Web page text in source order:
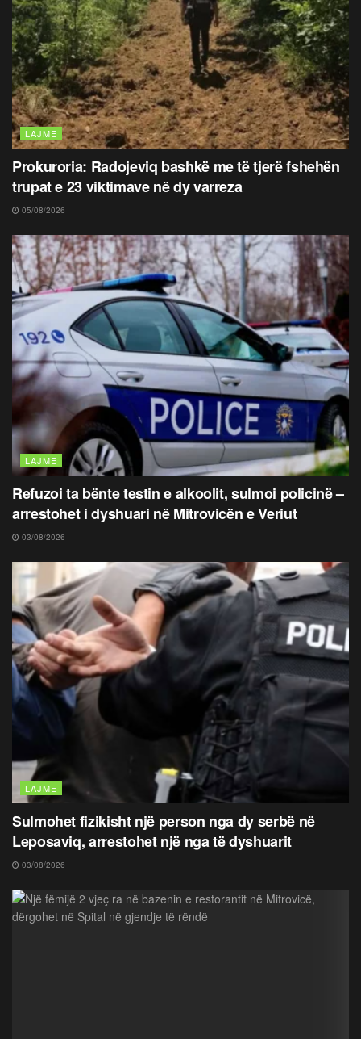
LAJME
Prokuroria: Radojeviq bashkë me të tjerë fshehën
trupat e 23 viktimave në dy varreza
05/08/2026
LAJME
Refuzoi ta bënte testin e alkoolit, sulmoi policinë –
arrestohet i dyshuari në Mitrovicën e Veriut
03/08/2026
LAJME
Sulmohet fizikisht një person nga dy serbë në
Leposaviq, arrestohet një nga të dyshuarit
03/08/2026